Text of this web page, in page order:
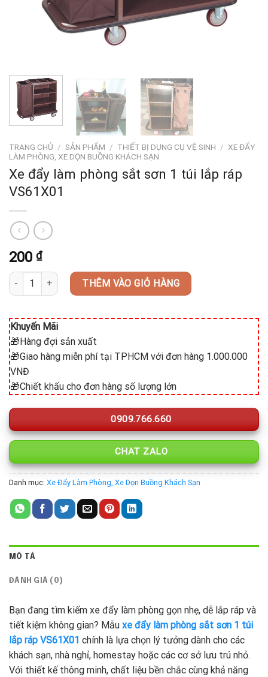
TRANG CHỦ / SẢN PHẨM / THIẾT BỊ DỤNG CỤ VỆ SINH / XE ĐẨY
LÀM PHÒNG, XE DỌN BUỒNG KHÁCH SẠN
Xe đẩy làm phòng sắt sơn 1 túi lắp ráp
VS61X01
200 ₫
Xe đẩy làm phòng sắt sơn 1 túi lắp ráp VS61X01 số lượng
THÊM VÀO GIỎ HÀNG
Khuyến Mãi
🎁Hàng đợi sản xuất
🎁Giao hàng miễn phí tại TPHCM với đơn hàng 1.000.000
VNĐ
🎁Chiết khấu cho đơn hàng số lượng lớn
0909.766.660
CHAT ZALO
Danh mục: Xe Đẩy Làm Phòng, Xe Dọn Buồng Khách Sạn
MÔ TẢ
ĐÁNH GIÁ (0)
Bạn đang tìm kiếm xe đẩy làm phòng gọn nhẹ, dễ lắp ráp và
tiết kiệm không gian? Mẫu xe đẩy làm phòng sắt sơn 1 túi
lắp ráp VS61X01 chính là lựa chọn lý tưởng dành cho các
khách sạn, nhà nghỉ, homestay hoặc các cơ sở lưu trú nhỏ.
Với thiết kế thông minh, chất liệu bền chắc cùng khả năng